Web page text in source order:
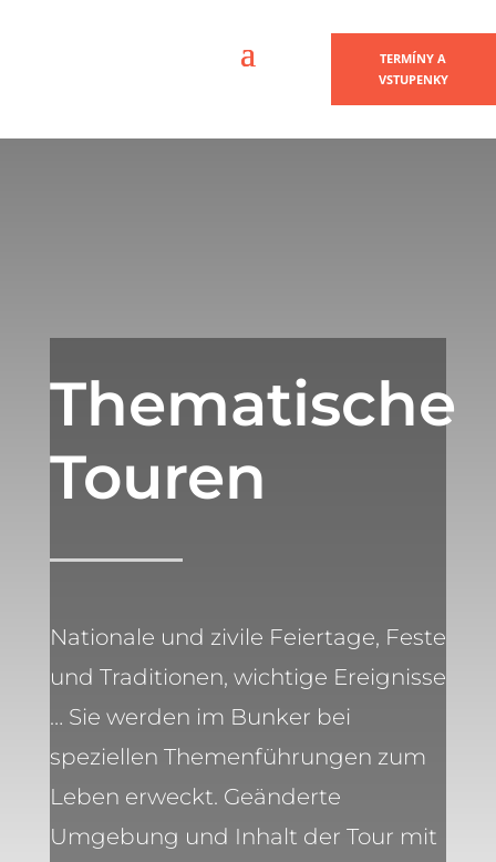
TERMÍNY A
VSTUPENKY
Thematische
Touren
Nationale und zivile Feiertage, Feste
und Traditionen, wichtige Ereignisse
… Sie werden im Bunker bei
speziellen Themenführungen zum
Leben erweckt. Geänderte
Umgebung und Inhalt der Tour mit